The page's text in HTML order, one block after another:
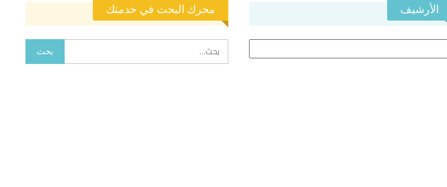
الأرشيف محرك البحث في خدمتك